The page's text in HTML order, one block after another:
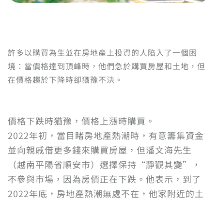
許多以購買為生並在房地產上投資的人陷入了一個困
境：當價格達到頂峰時，他們急於購買房屋和土地，但
在價格趨於下降時卻猶豫不決。
價格下跌時猶豫，價格上漲時購買。
2022年初，當目睹房地產熱潮時，有意籌集資金
並向親戚借更多錢來購買房屋，但潘文海先生
（越南平陽省順安市）選擇保持“靜觀其變”，
不參與市場，因為房價正在下跌。他表示，到了
2022年底，房地產熱潮無處不在，他家附近的土